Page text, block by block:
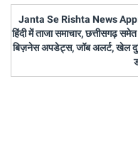
Janta Se Rishta News App:
हिंदी में ताजा समाचार, छत्तीसगढ़
बिज़नेस अपडेट्स, जॉब अलर्ट, खेल